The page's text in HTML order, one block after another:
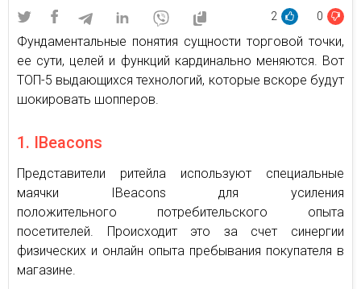
2 0
Фундаментальные понятия сущности торговой точки,
ее сути, целей и функций кардинально меняются. Вот
ТОП-5 выдающихся технологий, которые вскоре будут
шокировать шопперов.
1. IBeacons
Представители ритейла используют специальные
маячки IBeacons для усиления
положительного потребительского опыта
посетителей. Происходит это за счет синергии
физических и онлайн опыта пребывания покупателя в
магазине.